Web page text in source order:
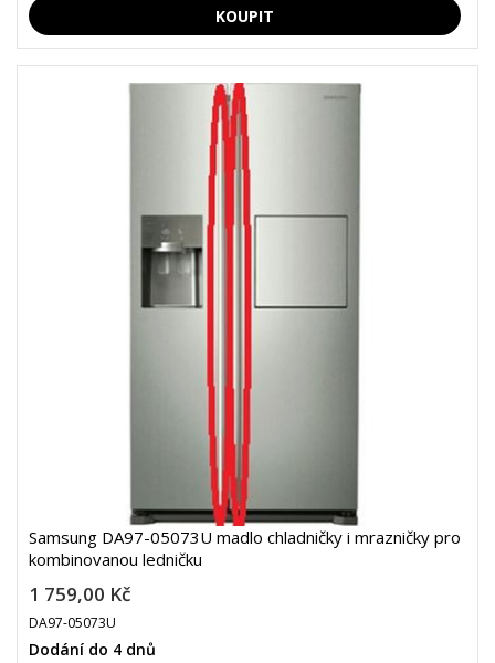
Samsung DA97-05073U madlo chladničky i mrazničky pro
kombinovanou ledničku
1 759,00 Kč
DA97-05073U
Dodání do 4 dnů